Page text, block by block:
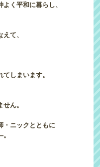
く平和に暮らし、
て、
しまいます。
ん。
・ニックとともに